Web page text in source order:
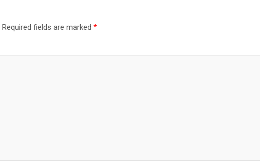
Required fields are marked *